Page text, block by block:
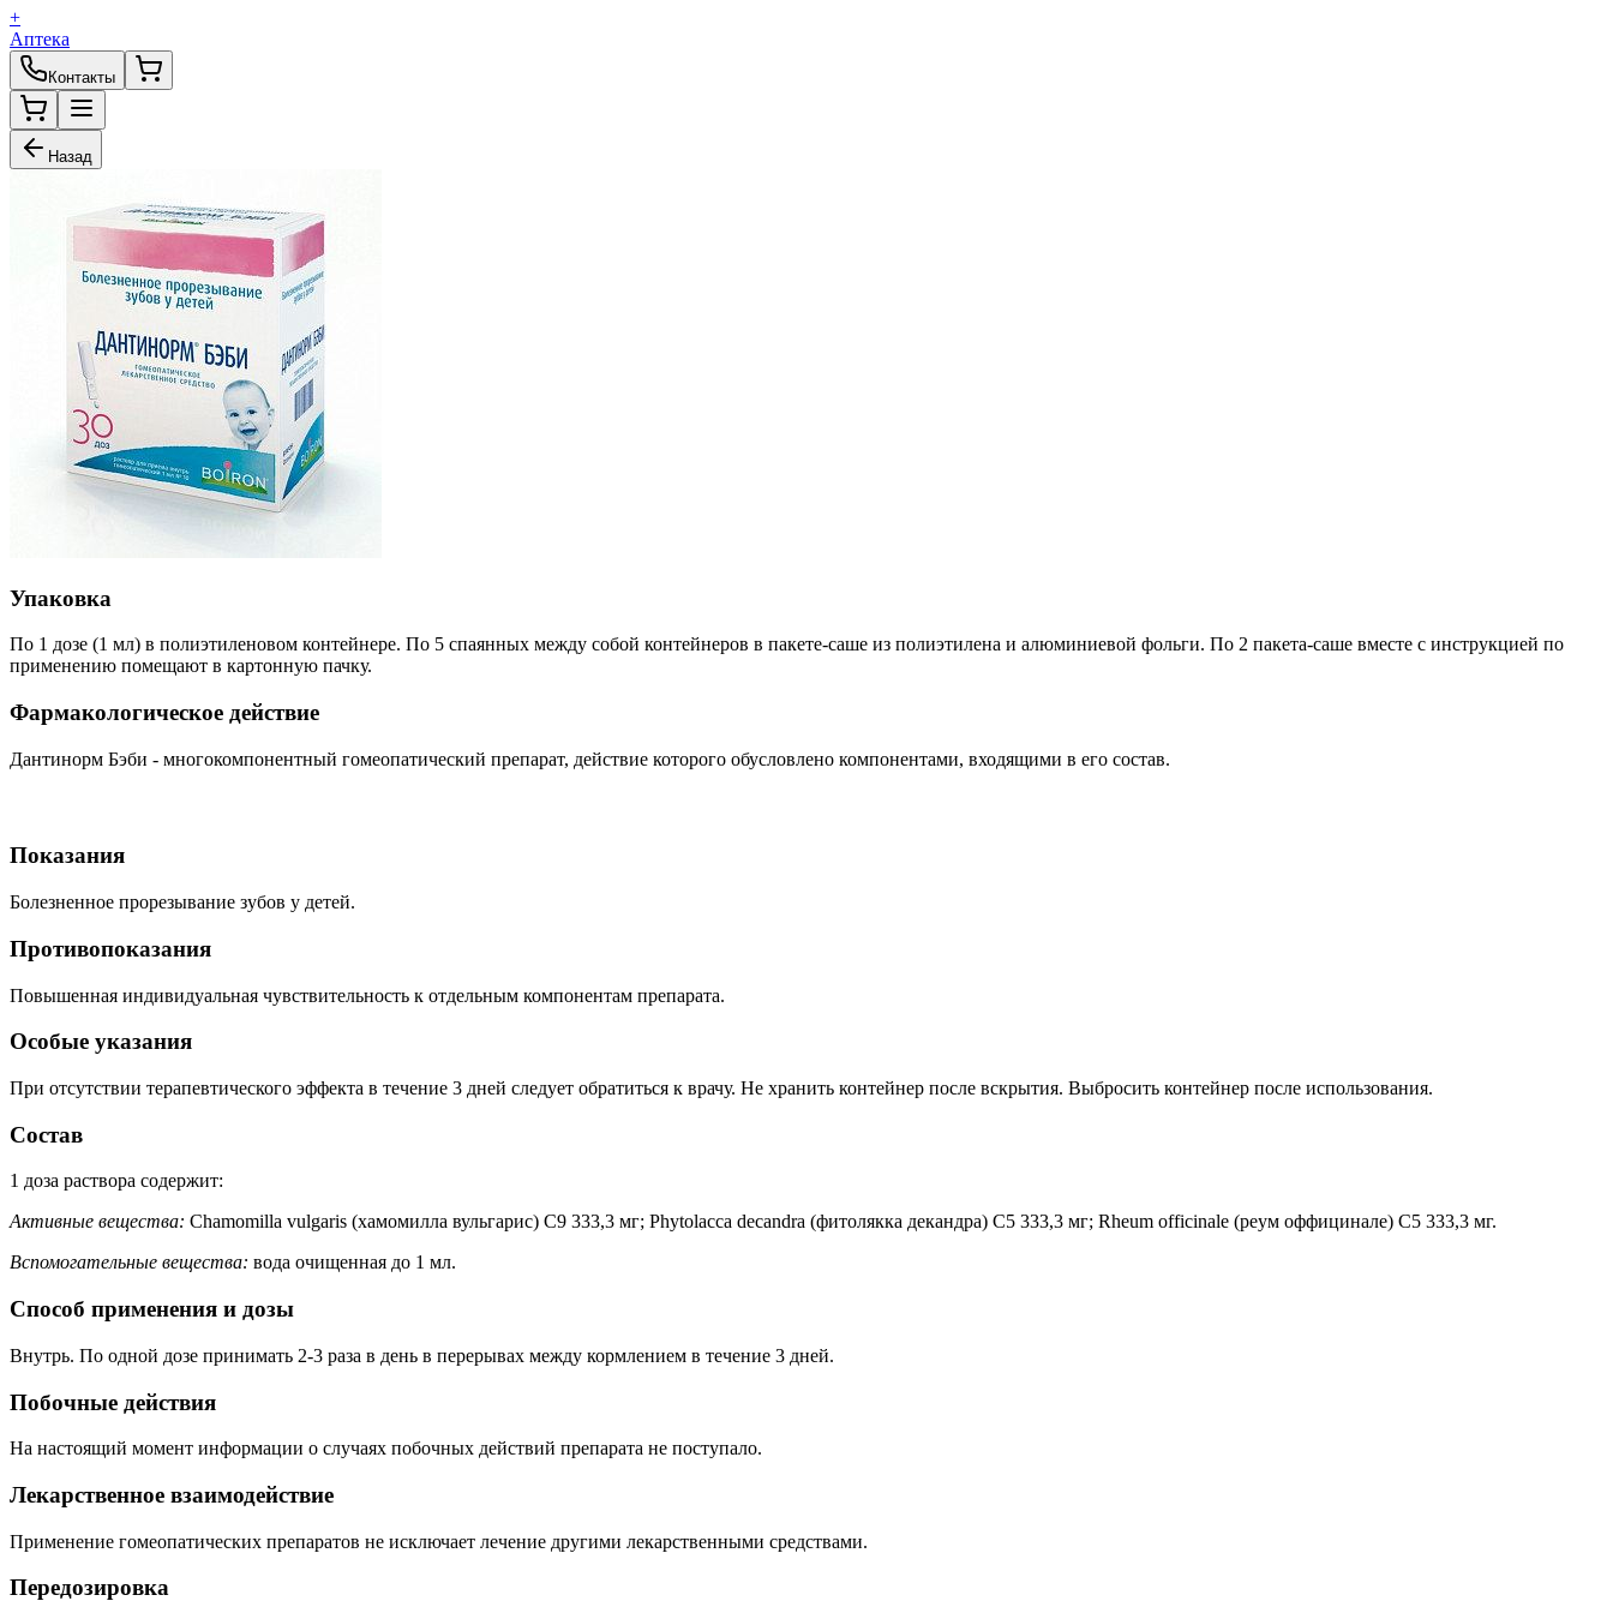
+
Аптека
Контакты
Назад
Упаковка
По 1 дозе (1 мл) в полиэтиленовом контейнере. По 5 спаянных между собой контейнеров в пакете-саше из полиэтилена и алюминиевой фольги. По 2 пакета-саше вместе с инструкцией по
применению помещают в картонную пачку.
Фармакологическое действие
Дантинорм Бэби - многокомпонентный гомеопатический препарат, действие которого обусловлено компонентами, входящими в его состав.
Показания
Болезненное прорезывание зубов у детей.
Противопоказания
Повышенная индивидуальная чувствительность к отдельным компонентам препарата.
Особые указания
При отсутствии терапевтического эффекта в течение 3 дней следует обратиться к врачу. Не хранить контейнер после вскрытия. Выбросить контейнер после использования.
Состав
1 доза раствора содержит:
Активные вещества: Chamomilla vulgaris (хамомилла вульгарис) С9 333,3 мг; Phytolacca decandra (фитолякка декандра) С5 333,3 мг; Rheum officinale (реум оффицинале) С5 333,3 мг.
Вспомогательные вещества: вода очищенная до 1 мл.
Способ применения и дозы
Внутрь. По одной дозе принимать 2-3 раза в день в перерывах между кормлением в течение 3 дней.
Побочные действия
На настоящий момент информации о случаях побочных действий препарата не поступало.
Лекарственное взаимодействие
Применение гомеопатических препаратов не исключает лечение другими лекарственными средствами.
Передозировка